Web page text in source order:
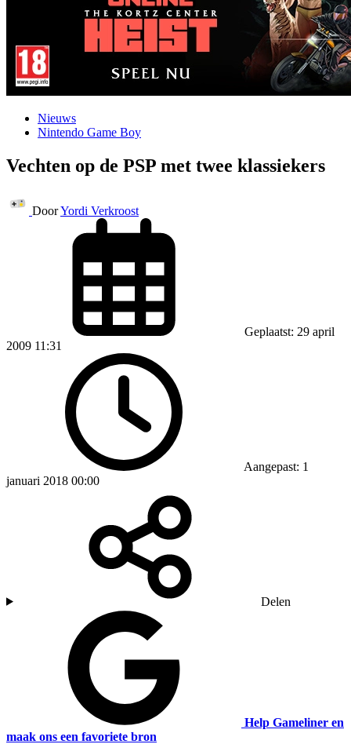
Nieuws
Nintendo Game Boy
Vechten op de PSP met twee klassiekers
DoorYordi Verkroost
Geplaatst: 29 april
2009 11:31
Aangepast: 1
januari 2018 00:00
Delen
Help Gameliner en
maak ons een favoriete bron